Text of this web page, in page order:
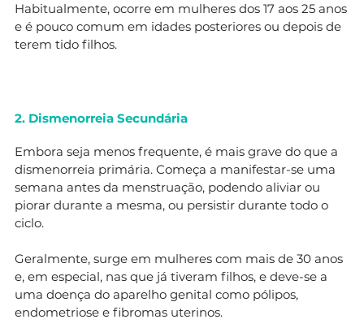
Habitualmente, ocorre em mulheres dos 17 aos 25 anos
e é pouco comum em idades posteriores ou depois de
terem tido filhos.
2. Dismenorreia Secundária
Embora seja menos frequente, é mais grave do que a
dismenorreia primária. Começa a manifestar-se uma
semana antes da menstruação, podendo aliviar ou
piorar durante a mesma, ou persistir durante todo o
ciclo.
Geralmente, surge em mulheres com mais de 30 anos
e, em especial, nas que já tiveram filhos, e deve-se a
uma doença do aparelho genital como pólipos,
endometriose e fibromas uterinos.